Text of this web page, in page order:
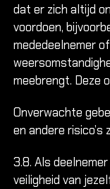
dat er zich altijd
voordoen,
mededeelnemer
meebrengt. Deze
Onverwachte
en andere
3.8. Als
veiligheid van